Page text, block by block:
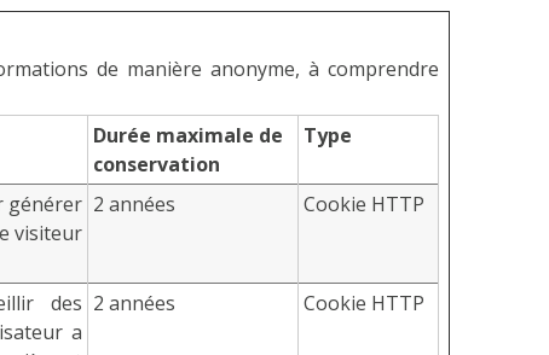
de manière anonyme, à comprendre
Durée maximale de
conservation
Type
générer
visiteur
2 années Cookie HTTP
des
a
2 années Cookie HTTP